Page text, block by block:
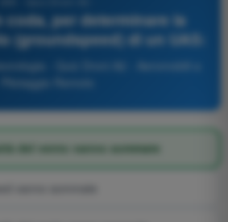
coda, per determinare la
(groundspeed) di un UAS:
del vento vanno sommate